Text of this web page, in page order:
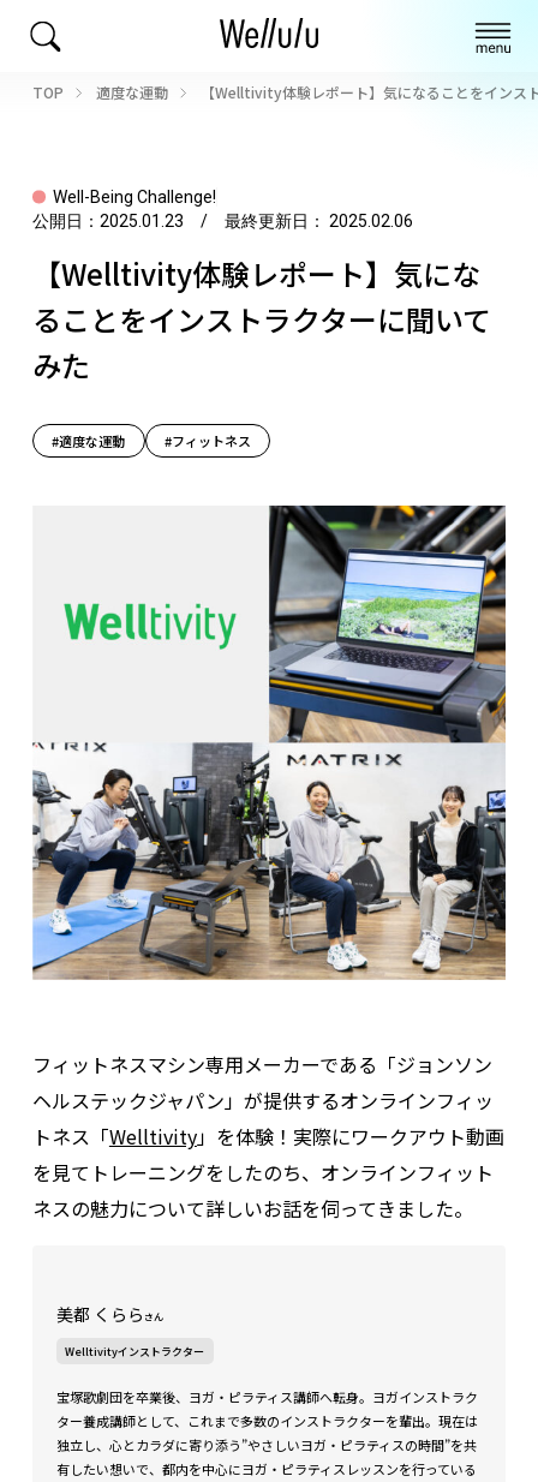
TOP 適度な運動 【Welltivity体験レポート】気になることをインス
Well-Being Challenge!
公開日： 2025.01.23 / 最終更新日： 2025.02.06
【Welltivity体験レポート】気にな
ることをインストラクターに聞いて
みた
#適度な運動 #フィットネス
フィットネスマシン専用メーカーである「ジョンソン
ヘルステックジャパン」が提供するオンラインフィッ
トネス「Welltivity」を体験！実際にワークアウト動画
を見てトレーニングをしたのち、オンラインフィット
ネスの魅力について詳しいお話を伺ってきました。
美都 くらら さん
Welltivityインストラクター
宝塚歌劇団を卒業後、ヨガ・ピラティス講師へ転身。ヨガインストラク
ター養成講師として、これまで多数のインストラクターを輩出。現在は
独立し、心とカラダに寄り添う”やさしいヨガ・ピラティスの時間”を共
有したい想いで、都内を中心にヨガ・ピラティスレッスンを行っている